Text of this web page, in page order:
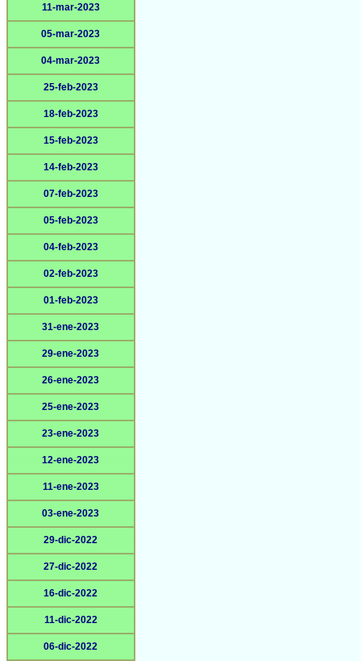
11-mar-2023
05-mar-2023
04-mar-2023
25-feb-2023
18-feb-2023
15-feb-2023
14-feb-2023
07-feb-2023
05-feb-2023
04-feb-2023
02-feb-2023
01-feb-2023
31-ene-2023
29-ene-2023
26-ene-2023
25-ene-2023
23-ene-2023
12-ene-2023
11-ene-2023
03-ene-2023
29-dic-2022
27-dic-2022
16-dic-2022
11-dic-2022
06-dic-2022